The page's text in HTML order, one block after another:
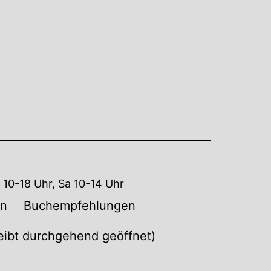
18 Uhr, Sa 10-14 Uhr
Buchempfehlungen
durchgehend geöffnet)